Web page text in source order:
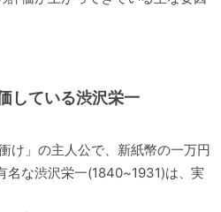
している渋沢栄一
け」の主人公で、新紙幣の一万円
名な渋沢栄一(1840~1931)は、実